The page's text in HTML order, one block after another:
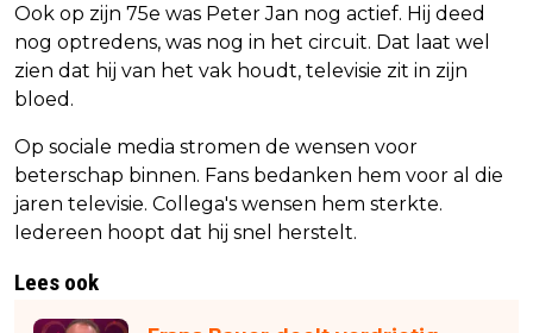
Ook op zijn 75e was Peter Jan nog actief. Hij deed
nog optredens, was nog in het circuit. Dat laat wel
zien dat hij van het vak houdt, televisie zit in zijn
bloed.
Op sociale media stromen de wensen voor
beterschap binnen. Fans bedanken hem voor al die
jaren televisie. Collega's wensen hem sterkte.
Iedereen hoopt dat hij snel herstelt.
Lees ook